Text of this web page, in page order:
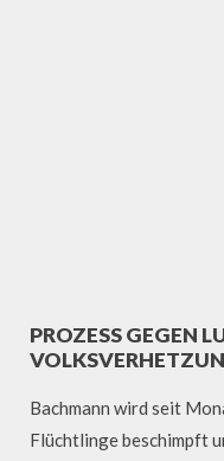
PROZESS GEGEN
Bachmann wird seit
Flüchtlinge beschimpft